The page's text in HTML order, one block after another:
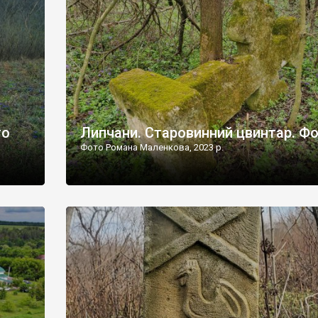
[…]
[…]
Липчани. Старовинний цвинтар.
Фото Романа Маленкова, 2023 р.